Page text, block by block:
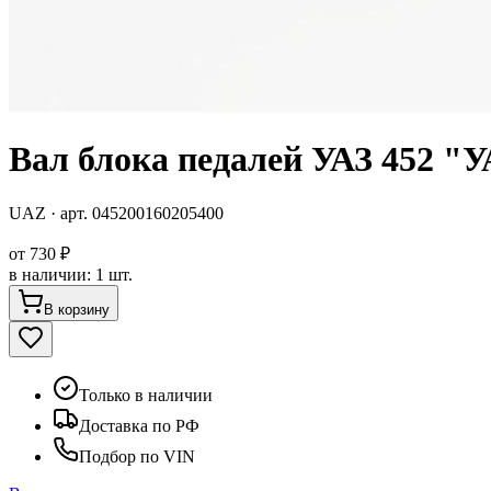
Вал блока педалей УАЗ 452
UAZ · арт. 045200160205400
от 730 ₽
в наличии: 1 шт.
В корзину
Только в наличии
Доставка по РФ
Подбор по VIN